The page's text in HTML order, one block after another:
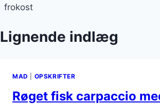
frokost
Lignende indlæg
MAD OPSKRIFTER
Røget fisk carpaccio